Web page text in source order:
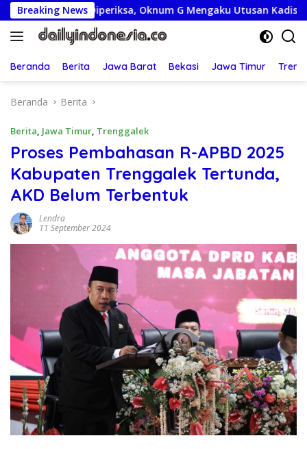
Langsung
ke
konten
Breaking News
Diperiksa, Oknum G Mengaku Utusan Kadis Disdagperin
Beranda Berita Jawa Barat Bekasi Jawa Timur
Beranda Berita
Berita, Jawa Timur, Trenggalek
Proses Pembahasan R-APBD 2025
Kabupaten Trenggalek Tertunda,
AKD Belum Terbentuk
Lendra
11 September 2024